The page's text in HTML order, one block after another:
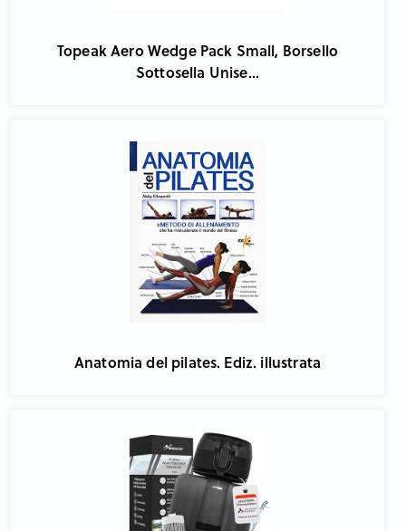
Topeak Aero Wedge Pack Small, Borsello
Sottosella Unise...
Anatomia del pilates. Ediz. illustrata